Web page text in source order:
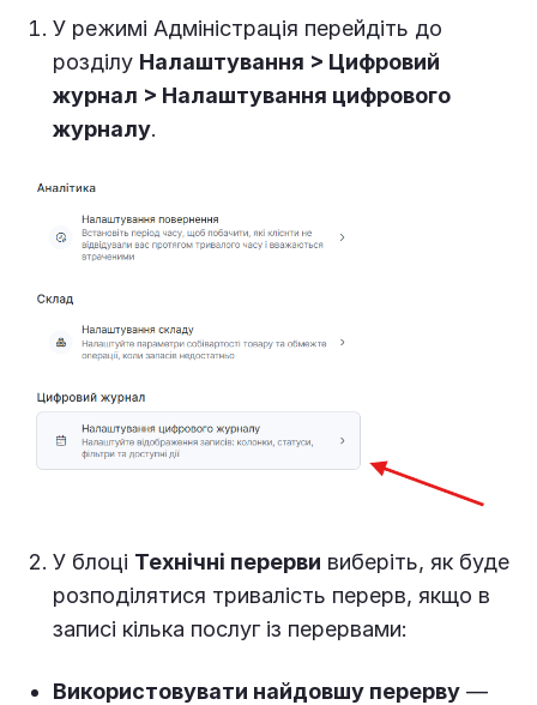
У режимі Адміністрація перейдіть до
розділу Налаштування > Цифровий
журнал > Налаштування цифрового
журналу.
У блоці Технічні перерви виберіть, як буде
розподілятися тривалість перерв, якщо в
записі кілька послуг із перервами:
Використовувати найдовшу перерву —